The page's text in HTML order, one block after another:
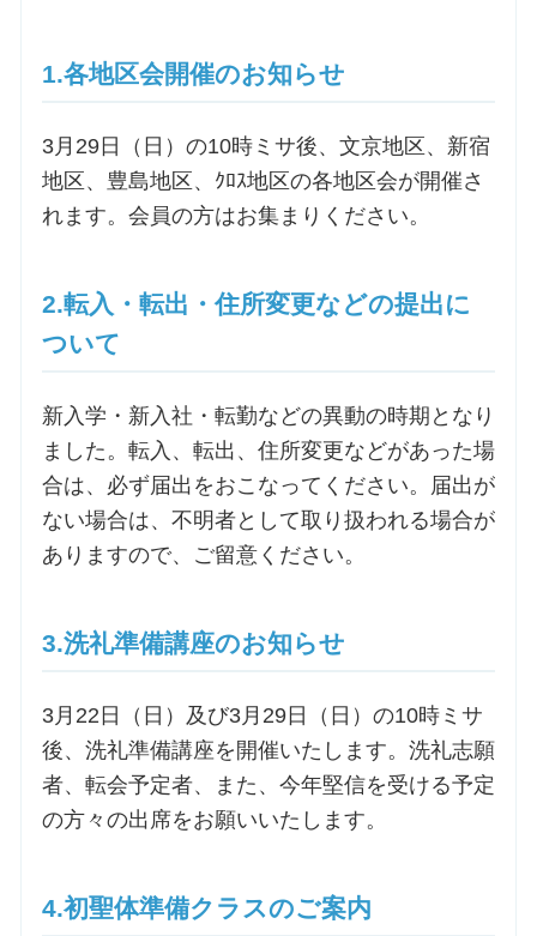
小池神父の講座
森田神父の講座
シスター中島の講座
三田助祭の講座
オルガンメディテーション
お問合せ
交通・アクセス
交通・アクセス
1.各地区会開催のお知らせ
3月29日（日）の10時ミサ後、文京地区、新宿
地区、豊島地区、ｸﾛｽ地区の各地区会が開催さ
れます。会員の方はお集まりください。
2.転入・転出・住所変更などの提出に
ついて
新入学・新入社・転勤などの異動の時期となり
ました。転入、転出、住所変更などがあった場
合は、必ず届出をおこなってください。届出が
ない場合は、不明者として取り扱われる場合が
ありますので、ご留意ください。
3.洗礼準備講座のお知らせ
3月22日（日）及び3月29日（日）の10時ミサ
後、洗礼準備講座を開催いたします。洗礼志願
者、転会予定者、また、今年堅信を受ける予定
の方々の出席をお願いいたします。
4.初聖体準備クラスのご案内